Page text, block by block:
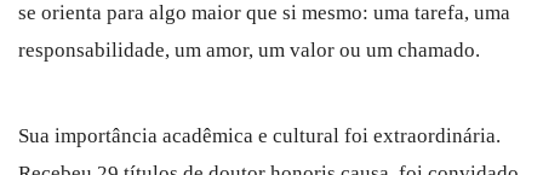
se orienta para algo maior que si mesmo: uma tarefa, uma
responsabilidade, um amor, um valor ou um chamado.
Sua importância acadêmica e cultural foi extraordinária.